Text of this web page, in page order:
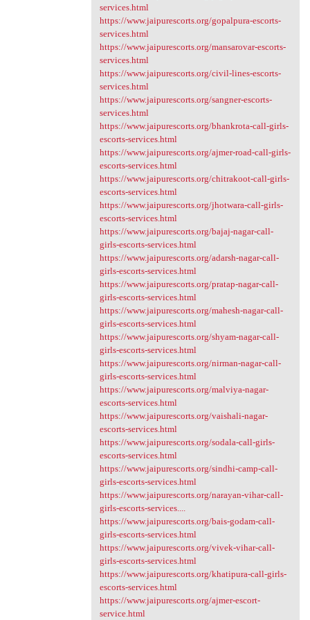
services.html
https://www.jaipurescorts.org/gopalpura-escorts-
services.html
https://www.jaipurescorts.org/mansarovar-escorts-
services.html
https://www.jaipurescorts.org/civil-lines-escorts-
services.html
https://www.jaipurescorts.org/sangner-escorts-
services.html
https://www.jaipurescorts.org/bhankrota-call-girls-
escorts-services.html
https://www.jaipurescorts.org/ajmer-road-call-girls-
escorts-services.html
https://www.jaipurescorts.org/chitrakoot-call-girls-
escorts-services.html
https://www.jaipurescorts.org/jhotwara-call-girls-
escorts-services.html
https://www.jaipurescorts.org/bajaj-nagar-call-
girls-escorts-services.html
https://www.jaipurescorts.org/adarsh-nagar-call-
girls-escorts-services.html
https://www.jaipurescorts.org/pratap-nagar-call-
girls-escorts-services.html
https://www.jaipurescorts.org/mahesh-nagar-call-
girls-escorts-services.html
https://www.jaipurescorts.org/shyam-nagar-call-
girls-escorts-services.html
https://www.jaipurescorts.org/nirman-nagar-call-
girls-escorts-services.html
https://www.jaipurescorts.org/malviya-nagar-
escorts-services.html
https://www.jaipurescorts.org/vaishali-nagar-
escorts-services.html
https://www.jaipurescorts.org/sodala-call-girls-
escorts-services.html
https://www.jaipurescorts.org/sindhi-camp-call-
girls-escorts-services.html
https://www.jaipurescorts.org/narayan-vihar-call-
girls-escorts-services....
https://www.jaipurescorts.org/bais-godam-call-
girls-escorts-services.html
https://www.jaipurescorts.org/vivek-vihar-call-
girls-escorts-services.html
https://www.jaipurescorts.org/khatipura-call-girls-
escorts-services.html
https://www.jaipurescorts.org/ajmer-escort-
service.html